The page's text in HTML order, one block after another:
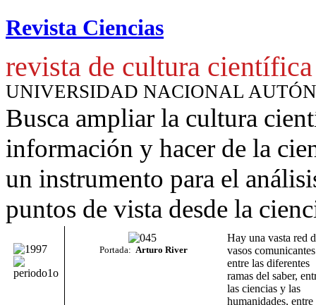
Revista Ciencias
revista de cultura científica
UNIVERSIDAD NACIONAL
Busca ampliar la cultura
información y hacer de la
un instrumento para el
puntos de vista desde la
Portada: Arturo River
Hay una vasta red
vasos comunicantes
entre las diferentes
ramas del saber,
las ciencias y las
humanidades, entre